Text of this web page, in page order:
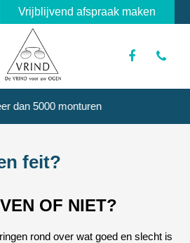
dan 5000 monturen
feit?
OF NIET?
rond over wat goed en slecht is
Vrijblijvend afspraak maken